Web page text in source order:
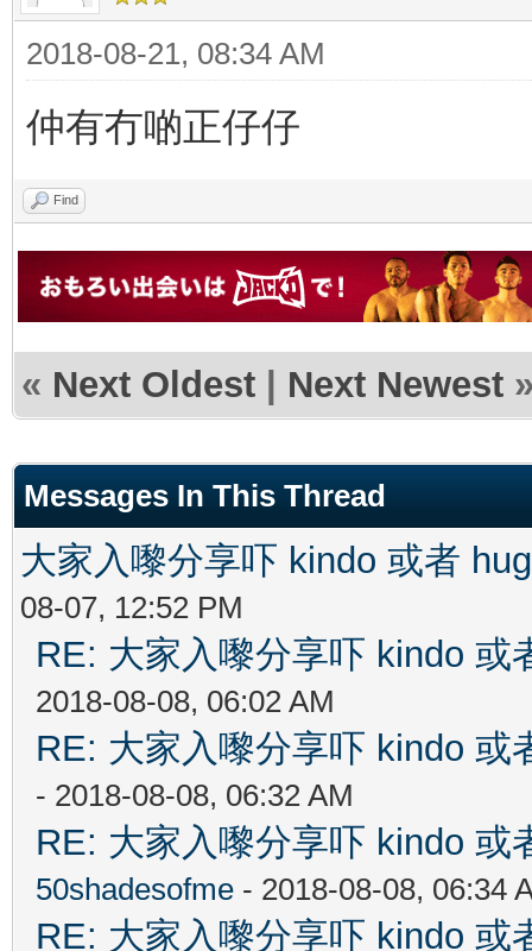
2018-08-21, 08:34 AM
仲有冇啲正仔仔
Find
« Next Oldest | Next Newest
Messages In This Thread
大家入嚟分享吓 kindo 或者
08-07, 12:52 PM
RE: 大家入嚟分享吓 kindo 或
2018-08-08, 06:02 AM
RE: 大家入嚟分享吓 kindo 或
- 2018-08-08, 06:32 AM
RE: 大家入嚟分享吓 kindo 或
50shadesofme - 2018-08-08, 06:34
RE: 大家入嚟分享吓 kindo 或